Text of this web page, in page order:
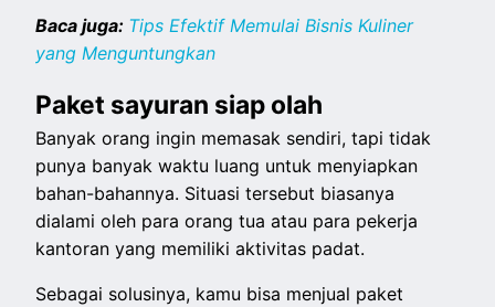
Baca juga: Tips Efektif Memulai Bisnis Kuliner
yang Menguntungkan
Paket sayuran siap olah
Banyak orang ingin memasak sendiri, tapi tidak
punya banyak waktu luang untuk menyiapkan
bahan-bahannya. Situasi tersebut biasanya
dialami oleh para orang tua atau para pekerja
kantoran yang memiliki aktivitas padat.
Sebagai solusinya, kamu bisa menjual paket